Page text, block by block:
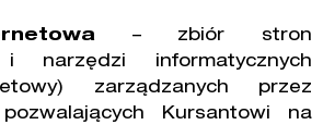
– zbiór stron
i narzędzi informatycznych
zarządzanych przez
Kursantowi na